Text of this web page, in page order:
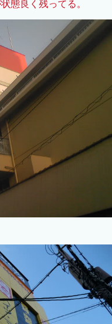
態良く残ってる。